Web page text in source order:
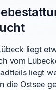
liegt
vom
liegt
die Ostsee